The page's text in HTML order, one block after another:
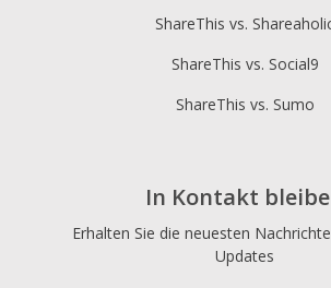
ShareThis vs.
ShareThis vs. Social9
ShareThis vs. Sumo
In Kontakt
Erhalten Sie die neuesten
Updates